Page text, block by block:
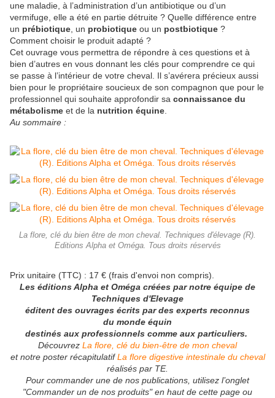
une maladie, à l’administration d’un antibiotique ou d’un
vermifuge, elle a été en partie détruite ? Quelle différence entre
un prébiotique , un probiotique ou un postbiotique ?
Comment choisir le produit adapté ?
Cet ouvrage vous permettra de répondre à ces questions et à
bien d’autres en vous donnant les clés pour comprendre ce qui
se passe à l’intérieur de votre cheval. Il s’avérera précieux aussi
bien pour le propriétaire soucieux de son compagnon que pour le
professionnel qui souhaite approfondir sa connaissance du
métabolisme et de la nutrition équine
Au sommaire :
La flore, clé du bien être de mon cheval. Techniques d'élevage (R).
Editions Alpha et Oméga. Tous droits réservés
Prix unitaire (TTC) : 17 € (frais d'envoi non compris).
Les éditions Alpha et Oméga créées par notre équipe de
Techniques d'Elevage
éditent des ouvrages écrits par des experts reconnus
du monde équin
destinés aux professionnels comme aux particuliers.
Découvrez La flore, clé du bien-être de mon cheval
et notre poster récapitulatifLa flore digestive intestinale du cheval
réalisés par TE.
Pour commander une de nos publications, utilisez l’onglet
"Commander un de nos produits" en haut de cette page ou